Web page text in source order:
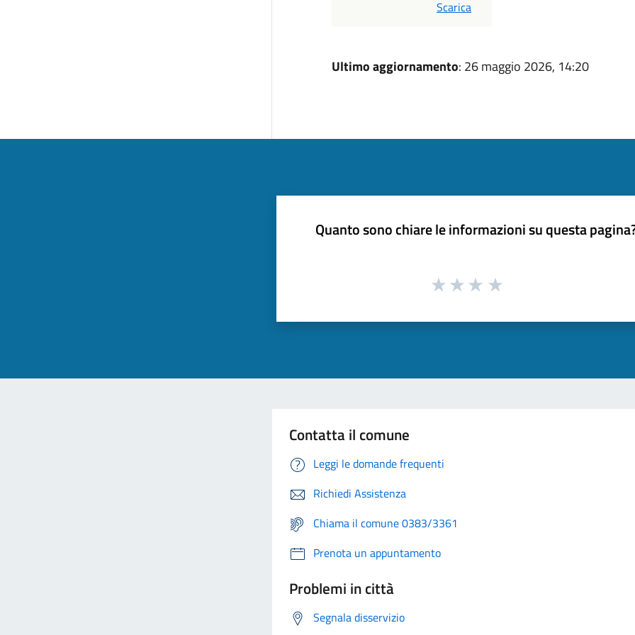
PDF
Scarica
Ultimo aggiornamento: 26 maggio 2026, 14:20
Quanto sono chiare le informazioni su questa
Contatta il comune
Leggi le domande frequenti
Richiedi Assistenza
Chiama il comune 0383/3361
Prenota un appuntamento
Problemi in città
Segnala disservizio